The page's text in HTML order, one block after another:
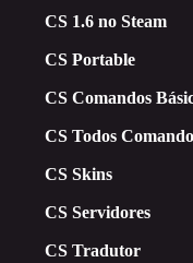
CS 1.6 no Steam
CS Portable
CS Comandos
CS Todos
CS Skins
CS Servidores
CS Tradutor